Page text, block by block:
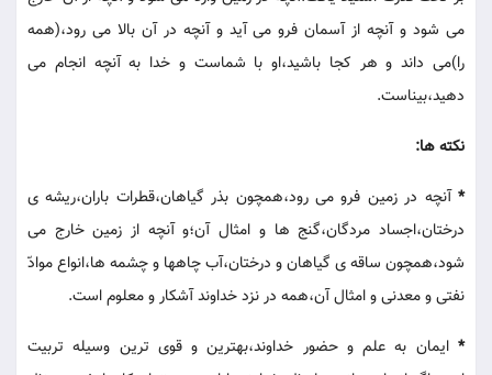
می شود و آنچه از آسمان فرو می آید و آنچه در آن بالا می رود،(همه
را)می داند و هر کجا باشید،او با شماست و خدا به آنچه انجام می
دهید،بیناست.
نکته ها:
*آنچه در زمین فرو می رود،همچون بذر گیاهان،قطرات باران،ریشه ی
درختان،اجساد مردگان،گنج ها و امثال آن؛و آنچه از زمین خارج می
شود،همچون ساقه ی گیاهان و درختان،آب چاهها و چشمه ها،انواع موادّ
نفتی و معدنی و امثال آن،همه در نزد خداوند آشکار و معلوم است.
*ایمان به علم و حضور خداوند،بهترین و قوی ترین وسیله تربیت